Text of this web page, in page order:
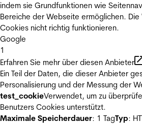
indem sie Grundfunktionen wie
Bereiche der Webseite ermöglichen.
Cookies nicht richtig funktionieren.
Google
1
Erfahren Sie mehr über diesen Anbieter
Ein Teil der Daten, die dieser Anbieter
Personalisierung und der Messung der
test_cookieVerwendet, um zu
Benutzers Cookies unterstützt.
Maximale Speicherdauer: 1 TagTyp: